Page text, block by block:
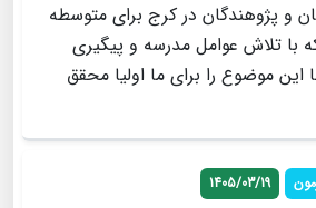
و پژوهندگان در کرج برای متوسطه
تلاش عوامل مدرسه و پیگیری
این موضوع را برای ما اولیا محقق
1405/03/19